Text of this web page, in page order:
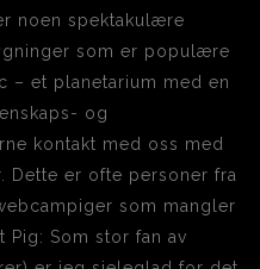
noen spektakulære
som er populære
– et planetarium med en
og
kontakt med oss med
Dette er ofte personer fra
som mangler
Pig: Som stor fan av